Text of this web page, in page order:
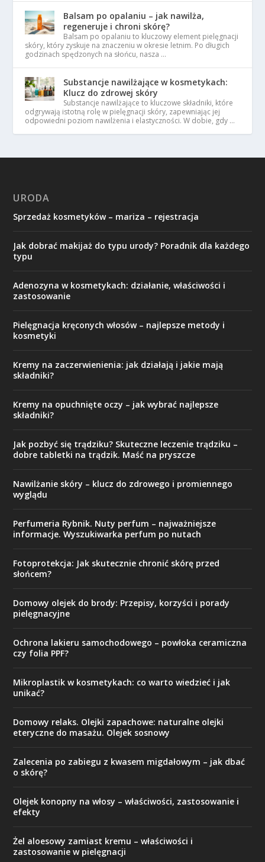
Balsam po opalaniu – jak nawilża,
regeneruje i chroni skórę?
Balsam po opalaniu to kluczowy element pielęgnacji
skóry, który zyskuje na znaczeniu w okresie letnim. Po długich
godzinach spędzonych na słońcu, nasza …
Substancje nawilżające w kosmetykach:
Klucz do zdrowej skóry
Substancje nawilżające to kluczowe składniki, które
odgrywają istotną rolę w pielęgnacji skóry, zapewniając jej
odpowiedni poziom nawilżenia i elastyczności. W dobie, gdy …
URODA
Sprzedaż kosmetyków – mariza – rejestracja
Jak dobrać makijaż do typu urody? Poradnik dla każdego
typu
Adenozyna w kosmetykach: działanie, właściwości i
zastosowanie
Pielęgnacja kręconych włosów – najlepsze metody i
kosmetyki
Kremy na zaczerwienienia: jak działają i jakie mają
składniki?
Kremy na opuchnięte oczy – jak wybrać najlepsze
składniki?
Jak pozbyć się trądziku? Skuteczne leczenie trądziku –
dobre tabletki na trądzik. Maść na pryszcze
Nawilżanie skóry – klucz do zdrowego i promiennego
wyglądu
Perfumeria Rybnik. Nuty perfum – najważniejsze
informacje. Wyszukiwarka perfum po nutach
Fotoprotekcja: Jak skutecznie chronić skórę przed
słońcem?
Domowy olejek do brody: Przepisy, korzyści i porady
pielęgnacyjne
Ochrona lakieru samochodowego – powłoka ceramiczna
czy folia PPF?
Mikroplastik w kosmetykach: co warto wiedzieć i jak
unikać?
Domowy relaks. Olejki zapachowe: naturalne olejki
eteryczne do masażu. Olejek sosnowy
Zalecenia po zabiegu z kwasem migdałowym – jak dbać
o skórę?
Olejek konopny na włosy – właściwości, zastosowanie i
efekty
Żel aloesowy zamiast kremu – właściwości i
zastosowanie w pielęgnacji